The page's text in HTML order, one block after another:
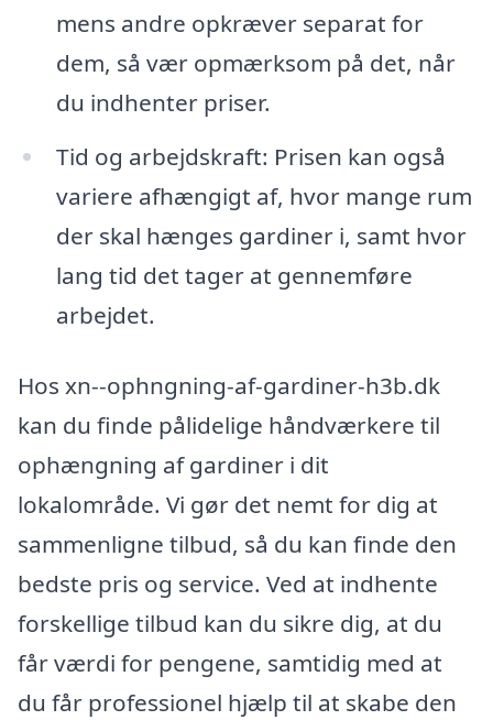
mens andre opkræver separat for
dem, så vær opmærksom på det, når
du indhenter priser.
Tid og arbejdskraft: Prisen kan også
variere afhængigt af, hvor mange rum
der skal hænges gardiner i, samt hvor
lang tid det tager at gennemføre
arbejdet.
Hos xn--ophngning-af-gardiner-h3b.dk
kan du finde pålidelige håndværkere til
ophængning af gardiner i dit
lokalområde. Vi gør det nemt for dig at
sammenligne tilbud, så du kan finde den
bedste pris og service. Ved at indhente
forskellige tilbud kan du sikre dig, at du
får værdi for pengene, samtidig med at
du får professionel hjælp til at skabe den